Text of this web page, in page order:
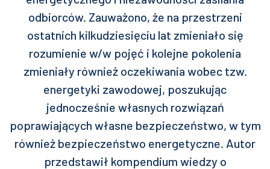
odbiorców. Zauważono, że na przestrzeni
ostatnich kilkudziesięciu lat zmieniało się
rozumienie w/w pojęć i kolejne pokolenia
zmieniały również oczekiwania wobec tzw.
energetyki zawodowej, poszukując
jednocześnie własnych rozwiązań
poprawiających własne bezpieczeństwo, w tym
również bezpieczeństwo energetyczne. Autor
przedstawił kompendium wiedzy o